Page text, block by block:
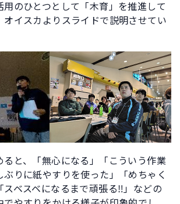
用のひとつとして「木育」を推進して
オイスカよりスライドで説明させてい
ると、「無心になる」「こういう作業
りに紙やすりを使った」「めちゃく
スベスベになるまで頑張る‼」などの